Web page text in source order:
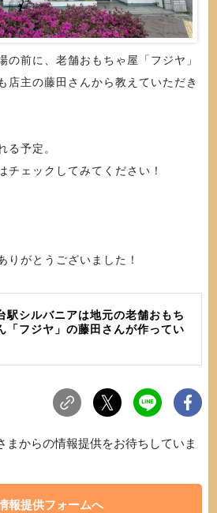
の前に、老舗おもちゃ屋「フジヤ」
店主の藤田さんから教えていただき
る予定。
チェックしてみてください！
がとうございました！
駅シルバニアは地元の老舗おもち
「フジヤ」の藤田さんが作ってい
まからの情報提供をお待ちしていま
報提供フォームへ